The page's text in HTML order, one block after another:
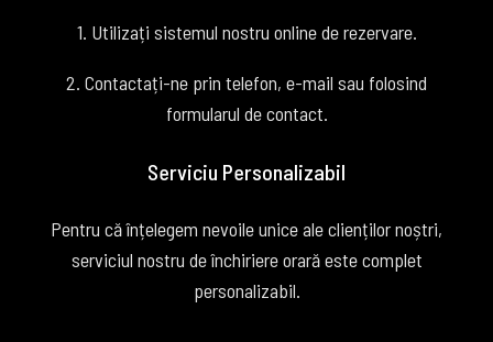
1. Utilizați sistemul nostru online de rezervare.
2. Contactați-ne prin telefon, e-mail sau folosind
formularul de contact.
Serviciu Personalizabil
Pentru că înțelegem nevoile unice ale clienților noștri,
serviciul nostru de închiriere orară este complet
personalizabil.